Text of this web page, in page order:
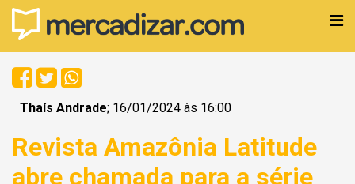
Thaís Andrade; 16/01/2024 às 16:00
Revista Amazônia Latitude
abre chamada para a série